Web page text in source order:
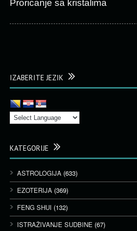
Proricanje sa kristalima
IZABERITE JEZIK
KATEGORIJE
ASTROLOGIJA (633)
EZOTERIJA (369)
FENG SHUI (132)
ISTRAŽIVANJE SUDBINE (67)